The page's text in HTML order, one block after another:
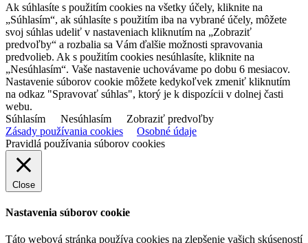
Ak súhlasíte s použitím cookies na všetky účely, kliknite na
„Súhlasím“, ak súhlasíte s použitím iba na vybrané účely, môžete
svoj súhlas udeliť v nastaveniach kliknutím na „Zobraziť
predvoľby“ a rozbalia sa Vám ďalšie možnosti spravovania
predvolieb. Ak s použitím cookies nesúhlasíte, kliknite na
„Nesúhlasím“. Vaše nastavenie uchovávame po dobu 6 mesiacov.
Nastavenie súborov cookie môžete kedykoľvek zmeniť kliknutím
na odkaz "Spravovať súhlas", ktorý je k dispozícii v dolnej časti
webu.
Súhlasím
Nesúhlasím
Zobraziť predvoľby
Zásady používania cookies
Osobné údaje
Pravidlá používania súborov cookies
Close
Nastavenia súborov cookie
Táto webová stránka používa cookies na zlepšenie vašich skúseností